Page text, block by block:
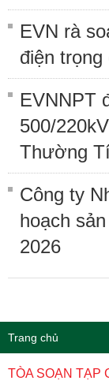
EVN rà
điện
EVNNPT
500/
Thường
Công ty
hoạch
2026
Trang chủ
TÒA SOẠN TẠP